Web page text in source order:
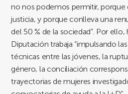
no nos podemos permitir, porque
justicia, y porque conlleva una
del 50 % de la sociedad”. Por
Diputación trabaja “impulsando
técnicas entre las jóvenes, la
género, la conciliación
trayectorias de mujeres